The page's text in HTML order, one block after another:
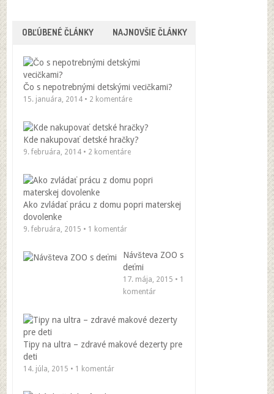
OBĽÚBENÉ ČLÁNKY NAJNOVŠIE ČLÁNKY
Čo s nepotrebnými detskými vecičkami?
15. januára, 2014 • 2 komentáre
Kde nakupovať detské hračky?
9. februára, 2014 • 2 komentáre
Ako zvládať prácu z domu popri materskej
dovolenke
9. februára, 2015 • 1 komentár
Návšteva ZOO s
deťmi
17. mája, 2015 • 1
komentár
Tipy na ultra – zdravé makové dezerty pre
deti
14. júla, 2015 • 1 komentár